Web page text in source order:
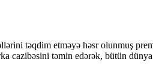
təqdim etməyə həsr olunmuş
cazibəsini təmin edərək, bütün